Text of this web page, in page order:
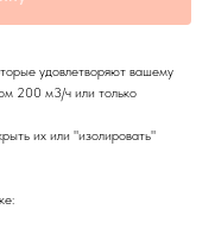
удовлетворяют вашему
200 м3/ч или только
их или "изолировать"